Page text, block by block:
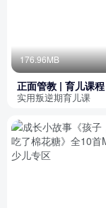
176.96MB
正面管教 | 育儿课
读 |叛逆期孩子教育
实用叛逆期育儿课